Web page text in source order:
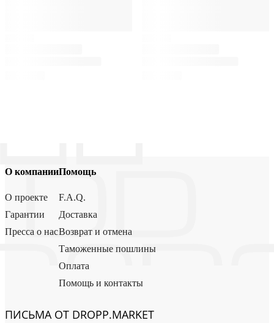
О компании
О проекте
Гарантии
Пресса о нас
Помощь
F.A.Q.
Доставка
Возврат и отмена
Таможенные пошлины
Оплата
Помощь и контакты
ПИСЬМА ОТ DROPP.MARKET